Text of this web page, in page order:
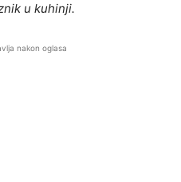
u kuhinji.
nakon oglasa